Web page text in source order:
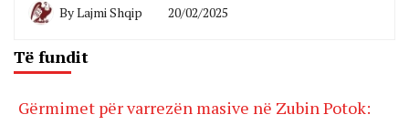
ByLajmi Shqip 20/02/2025
Të fundit
Gërmimet për varrezën masive në Zubin Potok: